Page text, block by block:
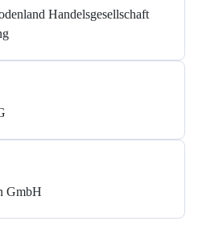
Handelsgesellschaft
GmbH